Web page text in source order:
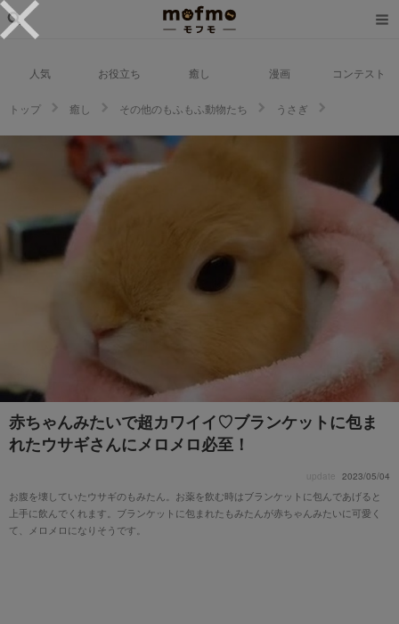
人気 お役立ち 癒し 漫画 コンテスト
トップ 癒し その他のもふもふ動物たち
うさぎ
赤ちゃんみたいで超カワイイ♡ブランケットに包ま
れたウサギさんにメロメロ必至！
update 2023/05/04
お腹を壊していたウサギのもみたん。お薬を飲む時はブランケットに包んであげると
上手に飲んでくれます。ブランケットに包まれたもみたんが赤ちゃんみたいに可愛く
て、メロメロになりそうです。